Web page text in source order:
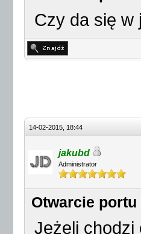
Czy da się w
14-02-2015, 18:44
jakubd
Administrator
Otwarcie portu
Jeżeli chodzi